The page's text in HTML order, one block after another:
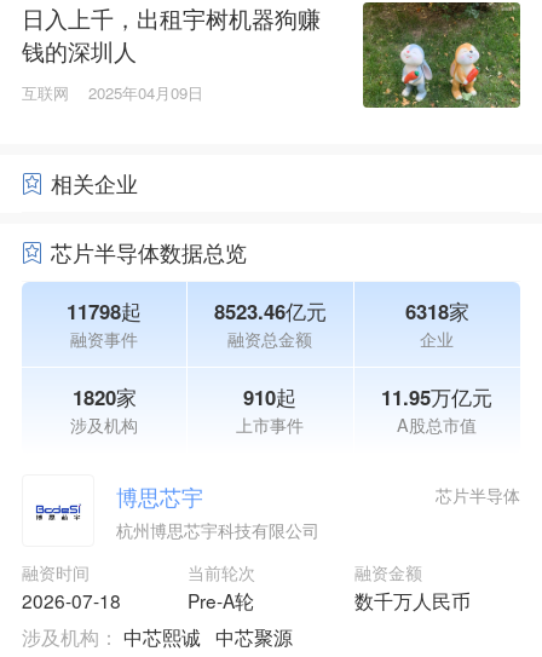
日入上千，出租宇树机器狗赚
钱的深圳人
互联网 2025年04月09日
相关企业
芯片半导体数据总览
11798起
融资事件
8523.46亿元
融资总金额
6318家
企业
1820家
涉及机构
910起
上市事件
11.95万亿元
A股总市值
博思芯宇
杭州博思芯宇科技有限公司
融资时间
2026-07-18
当前轮次
Pre-A轮
融资金额
数千万人民币
芯片半导体
涉及机构： 中芯熙诚 中芯聚源